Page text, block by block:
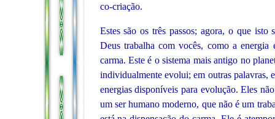
co-criação.
Estes são os três passos; agora, o que
Deus trabalha com vocês, como a
carma. Este é o sistema mais antigo no
individualmente evolui; em outras palavras,
energias disponíveis para evolução. Eles
um ser humano moderno, que não é um